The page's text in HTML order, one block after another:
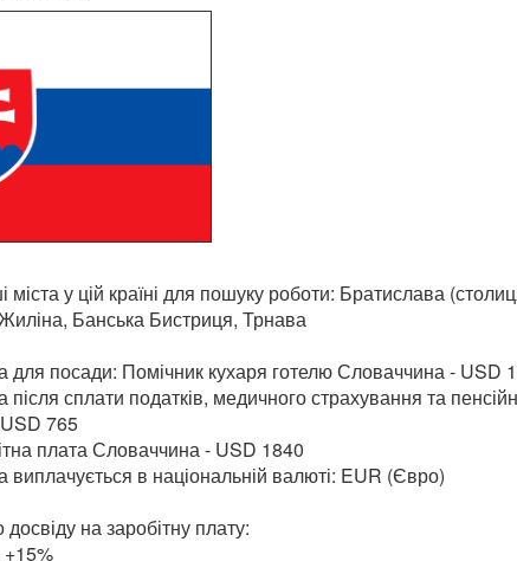
міста у цій країні для пошуку роботи: Братислава
Банська Бистриця, Трнава
для посади: Помічник кухаря готелю Словаччина - USD
після сплати податків, медичного страхування та
765
плата Словаччина - USD 1840
виплачується в національній валюті: EUR (Євро)
на заробітну плату:
+15%